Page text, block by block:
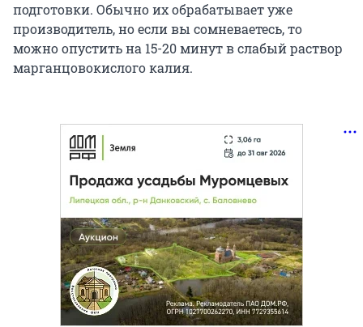
подготовки. Обычно их обрабатывает уже
производитель, но если вы сомневаетесь, то
можно опустить на 15-20 минут в слабый раствор
марганцовокислого калия.